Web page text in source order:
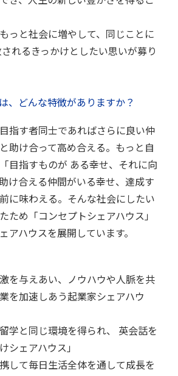
っと社会に増やして、同じことに
れるきっかけとしたい思いが募り
、どんな特徴がありますか？
指す者同士であればさらに良い仲
助け合って高め合える。もっと自
目指すものが ある幸せ、それに向
け合える仲間がいる幸せ、達成す
に味わえる。そんな社会にしたい
ため「コンセプトシェアハウス」
アハウスを展開しています。
を与えあい、ノウハウや人脈を共
を加速しあう起業家シェアハウ
学と同じ環境を得られ、 英会話を
シェアハウス」
して毎日生活全体を通して成長を